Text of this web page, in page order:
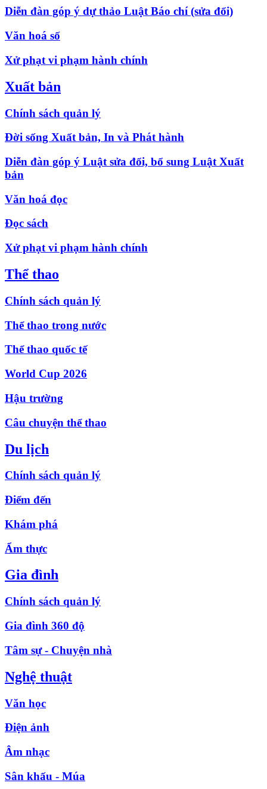
Diễn đàn góp ý dự thảo Luật Báo chí (sửa đổi)
Văn hoá số
Xử phạt vi phạm hành chính
Xuất bản
Chính sách quản lý
Đời sống Xuất bản, In và Phát hành
Diễn đàn góp ý Luật sửa đổi, bổ sung Luật Xuất
bản
Văn hoá đọc
Đọc sách
Xử phạt vi phạm hành chính
Thể thao
Chính sách quản lý
Thể thao trong nước
Thể thao quốc tế
World Cup 2026
Hậu trường
Câu chuyện thể thao
Du lịch
Chính sách quản lý
Điểm đến
Khám phá
Ẩm thực
Gia đình
Chính sách quản lý
Gia đình 360 độ
Tâm sự - Chuyện nhà
Nghệ thuật
Văn học
Điện ảnh
Âm nhạc
Sân khấu - Múa